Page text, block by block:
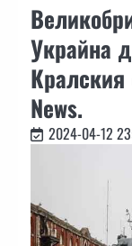
Украйна
News.
2024-04-12